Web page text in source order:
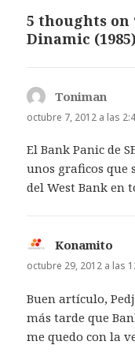
5 thoughts on
Dinamic
Toniman
octubre 7, 2012 a las
El Bank Panic de
unos graficos que
del West Bank en
Konamito
octubre 29, 2012 a las
Buen artículo,
más tarde que
me quedo con la